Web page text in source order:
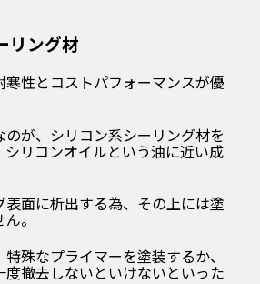
リング材
性とコストパフォーマンスが優
のが、シリコン系シーリング材を
リコンオイルという油に近い成
面に析出する為、その上には塗
。
殊なプライマーを塗装するか、
撤去しないといけないといった